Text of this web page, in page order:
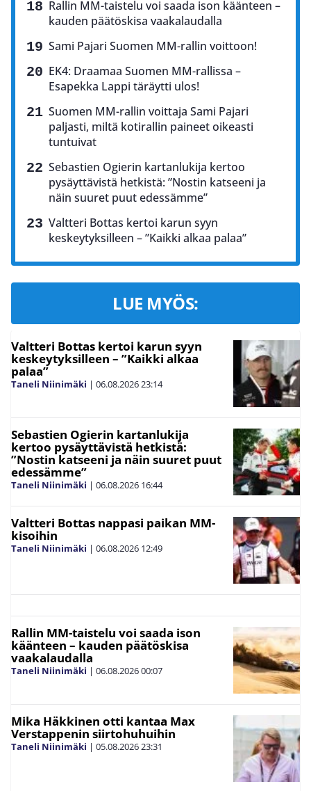
Rallin MM-taistelu voi saada ison käänteen –
kauden päätöskisa vaakalaudalla
Sami Pajari Suomen MM-rallin voittoon!
EK4: Draamaa Suomen MM-rallissa –
Esapekka Lappi täräytti ulos!
Suomen MM-rallin voittaja Sami Pajari
paljasti, miltä kotirallin paineet oikeasti
tuntuivat
Sebastien Ogierin kartanlukija kertoo
pysäyttävistä hetkistä: ”Nostin katseeni ja
näin suuret puut edessämme”
Valtteri Bottas kertoi karun syyn
keskeytyksilleen – ”Kaikki alkaa palaa”
LUE MYÖS:
Valtteri Bottas kertoi karun syyn
keskeytyksilleen – ”Kaikki alkaa
palaa”
Taneli Niinimäki | 06.08.202623:14
Sebastien Ogierin kartanlukija
kertoo pysäyttävistä hetkistä:
”Nostin katseeni ja näin suuret puut
edessämme”
Taneli Niinimäki | 06.08.2026 16:44
Valtteri Bottas nappasi paikan MM-
kisoihin
Taneli Niinimäki | 06.08.2026 12:49
Rallin MM-taistelu voi saada ison
käänteen – kauden päätöskisa
vaakalaudalla
Taneli Niinimäki | 06.08.202600:07
Mika Häkkinen otti kantaa Max
Verstappenin siirtohuhuihin
Taneli Niinimäki | 05.08.202623:31